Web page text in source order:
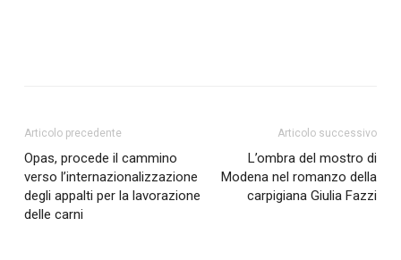
Articolo precedente
Opas, procede il cammino
verso l’internazionalizzazione
degli appalti per la lavorazione
delle carni
Articolo successivo
L’ombra del mostro di
Modena nel romanzo della
carpigiana Giulia Fazzi